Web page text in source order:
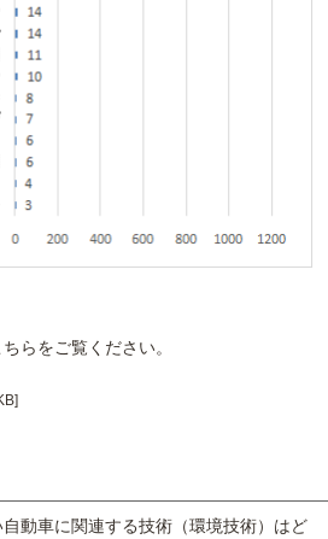
らをご覧ください。
自動車に関連する技術（環境技術）はど